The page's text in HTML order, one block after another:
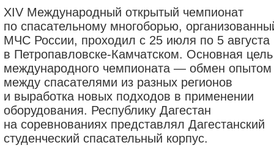
XIV Международный открытый чемпионат
по спасательному многоборью,
МЧС России, проходил с 25 июля по 5 августа
в Петропавловске-Камчатском. Основная цель
международного чемпионата — обмен опытом
между спасателями из разных регионов
и выработка новых подходов в применении
оборудования. Республику Дагестан
на соревнованиях представлял Дагестанский
студенческий спасательный корпус.